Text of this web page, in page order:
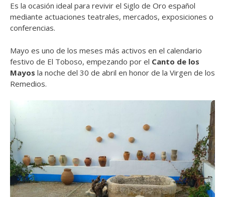
Es la ocasión ideal para revivir el Siglo de Oro español
mediante actuaciones teatrales, mercados, exposiciones o
conferencias.
Mayo es uno de los meses más activos en el calendario
festivo de El Toboso, empezando por el Canto de los
Mayos la noche del 30 de abril en honor de la Virgen de los
Remedios.